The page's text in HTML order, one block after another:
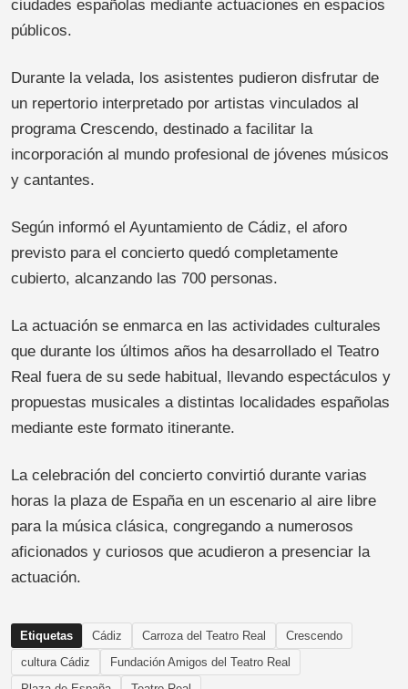
ciudades españolas mediante actuaciones en espacios
públicos.
Durante la velada, los asistentes pudieron disfrutar de
un repertorio interpretado por artistas vinculados al
programa Crescendo, destinado a facilitar la
incorporación al mundo profesional de jóvenes músicos
y cantantes.
Según informó el Ayuntamiento de Cádiz, el aforo
previsto para el concierto quedó completamente
cubierto, alcanzando las 700 personas.
La actuación se enmarca en las actividades culturales
que durante los últimos años ha desarrollado el Teatro
Real fuera de su sede habitual, llevando espectáculos y
propuestas musicales a distintas localidades españolas
mediante este formato itinerante.
La celebración del concierto convirtió durante varias
horas la plaza de España en un escenario al aire libre
para la música clásica, congregando a numerosos
aficionados y curiosos que acudieron a presenciar la
actuación.
Etiquetas Cádiz Carroza del Teatro Real
Crescendo
cultura Cádiz
Fundación Amigos del Teatro Real